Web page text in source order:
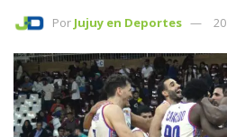
Por Jujuy en Deportes